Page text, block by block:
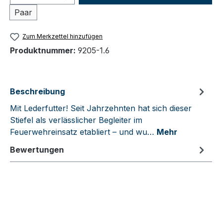
Paar
Zum Merkzettel hinzufügen
Produktnummer: 9205-1.6
Beschreibung
Mit Lederfutter! Seit Jahrzehnten hat sich dieser
Stiefel als verlässlicher Begleiter im
Feuerwehreinsatz etabliert – und wu… Mehr
Bewertungen